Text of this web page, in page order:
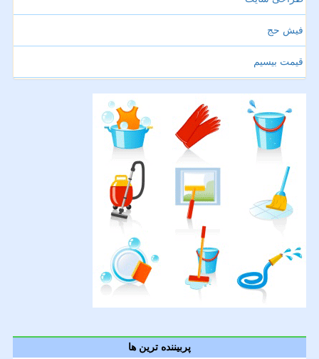
فیش حج
قیمت بیسیم
پربیننده ترین ها